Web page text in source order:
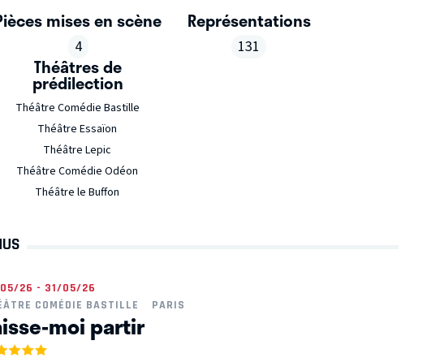
mises en scène
4
Représentations
131
Théâtres de
prédilection
Théâtre Comédie Bastille
Théâtre Essaïon
Théâtre Lepic
Théâtre Comédie Odéon
Théâtre le Buffon
26 - 31/05/26
COMÉDIE BASTILLE
PARIS
moi partir